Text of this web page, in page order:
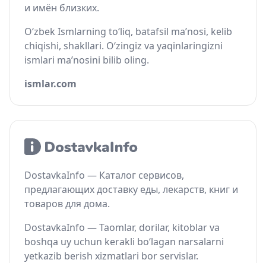
и имён близких.
O‘zbek Ismlarning to‘liq, batafsil ma’nosi, kelib
chiqishi, shakllari. O‘zingiz va yaqinlaringizni
ismlari ma’nosini bilib oling.
ismlar.com
DostavkaInfo — Каталог сервисов,
предлагающих доставку еды, лекарств, книг и
товаров для дома.
DostavkaInfo — Taomlar, dorilar, kitoblar va
boshqa uy uchun kerakli bo‘lagan narsalarni
yetkazib berish xizmatlari bor servislar.